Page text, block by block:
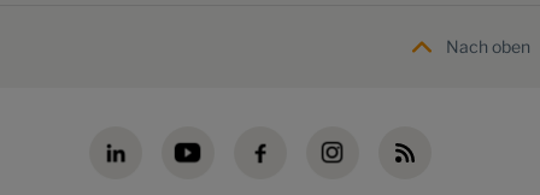
Nach oben